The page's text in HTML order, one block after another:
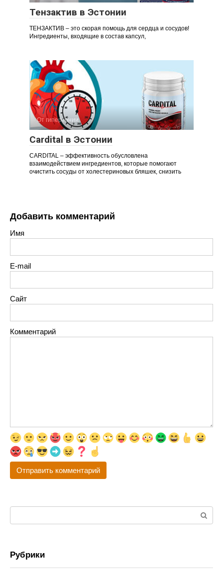
Тензактив в Эстонии
ТЕНЗАКТИВ – это скорая помощь для сердца и сосудов!
Ингредиенты, входящие в состав капсул,
От гипертонии
Cardital в Эстонии
CARDITAL – эффективность обусловлена
взаимодействием ингредиентов, которые помогают
очистить сосуды от холестериновых бляшек, снизить
Добавить комментарий
Имя
E-mail
Сайт
Комментарий
Рубрики